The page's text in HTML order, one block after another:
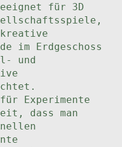
für 3D
im Erdgeschoss
und
Experimente
dass man